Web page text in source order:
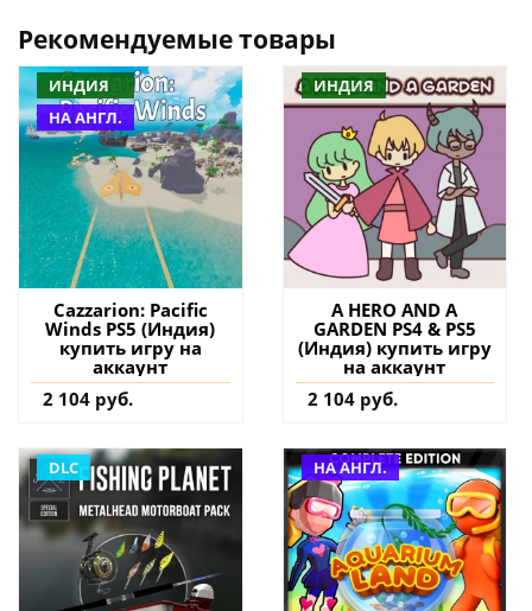
Рекомендуемые товары
ИНДИЯ
НА АНГЛ.
Cazzarion: Pacific
Winds PS5 (Индия)
купить игру на
аккаунт
2 104 руб.
ИНДИЯ
A HERO AND A
GARDEN PS4 & PS5
(Индия) купить игру
на аккаунт
2 104 руб.
DLC НА АНГЛ.